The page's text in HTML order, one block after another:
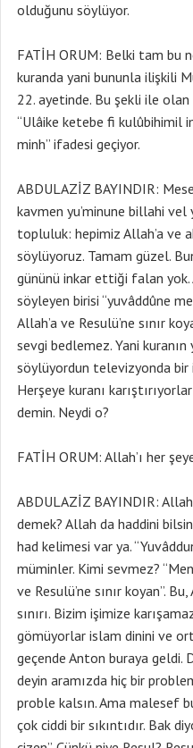
olduğunu söylüyor.
FATİH ORUM: Belki tam bu
kuranda yani bununla ilişkili
22. ayetinde. Bu şekli ile
“Ulâike ketebe fi kulûbihimil
minh” ifadesi geçiyor.
ABDULAZİZ BAYINDIR:
kavmen yu’minune billahi
topluluk: hepimiz Allah’a ve
söylüyoruz. Tamam güzel.
gününü inkar ettiği falan yok.
söyleyen birisi “yuvâddûne
Allah’a ve Resulü’ne sınır
sevgi bedlemez. Yani kuranın
söylüyordun televizyonda bir
Herşeye kuranı
demin. Neydi o?
FATİH ORUM: Allah’ı her
ABDULAZİZ BAYINDIR:
demek? Allah da haddini
had kelimesi var ya.
müminler. Kimi sevmez?
ve Resulü’ne sınır koyan”. Bu,
sınırı. Bizim işimize
gömüyorlar islam dinini ve
geçende Anton buraya geldi.
deyin aramızda hiç bir
proble kalsın. Ama malesef
çok ciddi bir sıkıntıdır. Bak